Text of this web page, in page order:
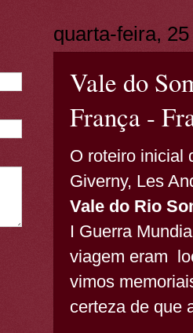
quarta-feira,
Vale do
França -
O roteiro inicial
Giverny, Les
Vale do Rio
I Guerra
viagem eram
vimos
certeza de que